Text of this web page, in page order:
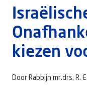
Ontdek
Steun Israël
kiezen
Door Rabbijn mr.drs. R.